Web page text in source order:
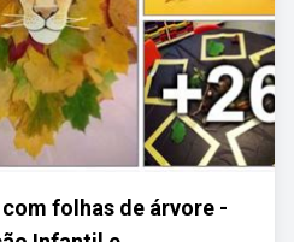
folhas de árvore -